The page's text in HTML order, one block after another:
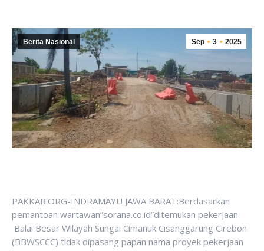
Sep 3 2025
Berita Nasional
PAKKAR.ORG-INDRAMAYU JAWA BARAT:Berdasarkan
pemantoan wartawan”sorana.co.id”ditemukan pekerjaan
Balai Besar Wilayah Sungai Cimanuk Cisanggarung Cirebon
(BBWSCCC) tidak dipasang papan nama proyek pekerjaan